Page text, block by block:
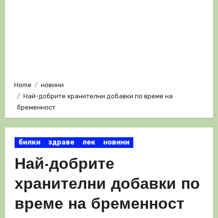
Home
новини
Най-добрите хранителни добавки по време на
бременност
билки здраве лек новини
Най-добрите
хранителни добавки по
време на бременност